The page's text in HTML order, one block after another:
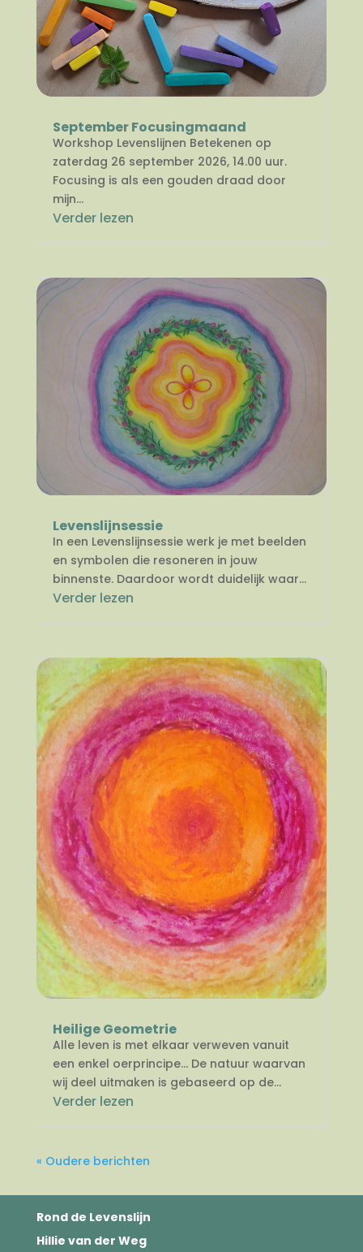
September Focusingmaand
Workshop Levenslijnen Betekenen op
zaterdag 26 september 2026, 14.00 uur.
Focusing is als een gouden draad door
mijn...
Verder lezen
Levenslijnsessie
In een Levenslijnsessie werk je met beelden
en symbolen die resoneren in jouw
binnenste. Daardoor wordt duidelijk waar...
Verder lezen
Heilige Geometrie
Alle leven is met elkaar verweven vanuit
een enkel oerprincipe… De natuur waarvan
wij deel uitmaken is gebaseerd op de...
Verder lezen
« Oudere berichten
Rond de Levenslijn
Hillie van der Weg